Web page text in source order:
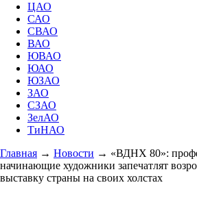
ЦАО
САО
СВАО
ВАО
ЮВАО
ЮАО
ЮЗАО
ЗАО
СЗАО
ЗелАО
ТиНАО
Главная → Новости → «ВДНХ 80»:
начинающие художники запечатлят
выставку страны на своих холстах